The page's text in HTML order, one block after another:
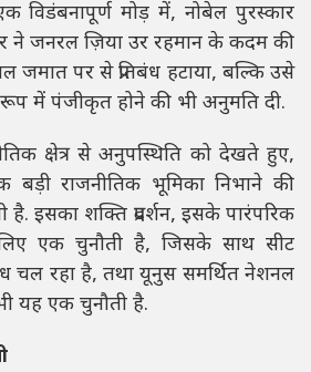
विडंबनापूर्ण मोड़ में, नोबेल पुरस्कार
ने जनरल ज़िया उर रहमान के कदम की
जमात पर से प्रतिबंध हटाया, बल्कि उसे
में पंजीकृत होने की भी अनुमति दी.
क्षेत्र से अनुपस्थिति को देखते हुए,
राजनीतिक भूमिका निभाने की
है. इसका शक्ति प्रदर्शन, इसके पारंपरिक
एक चुनौती है, जिसके साथ सीट
चल रहा है, तथा यूनुस समर्थित नेशनल
यह एक चुनौती है.